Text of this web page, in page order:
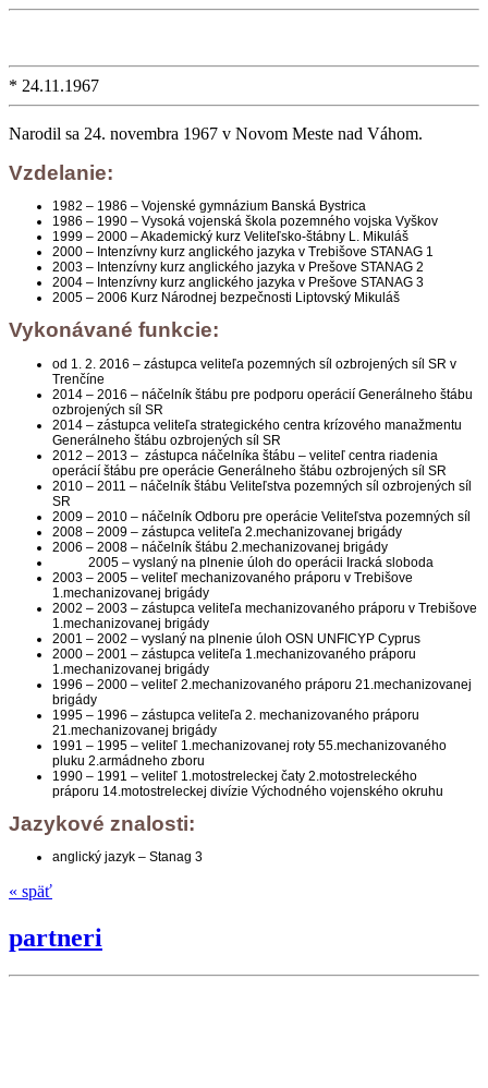
* 24.11.1967
Narodil sa 24. novembra 1967 v Novom Meste nad Váhom.
Vzdelanie:
1982 – 1986 – Vojenské gymnázium Banská Bystrica
1986 – 1990 – Vysoká vojenská škola pozemného vojska Vyškov
1999 – 2000 – Akademický kurz Veliteľsko-štábny L. Mikuláš
2000 – Intenzívny kurz anglického jazyka v Trebišove STANAG 1
2003 – Intenzívny kurz anglického jazyka v Prešove STANAG 2
2004 – Intenzívny kurz anglického jazyka v Prešove STANAG 3
2005 – 2006 Kurz Národnej bezpečnosti Liptovský Mikuláš
Vykonávané funkcie:
od 1. 2. 2016 – zástupca veliteľa pozemných síl ozbrojených síl SR v
Trenčíne
2014 – 2016 – náčelník štábu pre podporu operácií Generálneho štábu
ozbrojených síl SR
2014 – zástupca veliteľa strategického centra krízového manažmentu
Generálneho štábu ozbrojených síl SR
2012 – 2013 – zástupca náčelníka štábu – veliteľ centra riadenia
operácií štábu pre operácie Generálneho štábu ozbrojených síl SR
2010 – 2011 – náčelník štábu Veliteľstva pozemných síl ozbrojených síl
SR
2009 – 2010 – náčelník Odboru pre operácie Veliteľstva pozemných síl
2008 – 2009 – zástupca veliteľa 2.mechanizovanej brigády
2006 – 2008 – náčelník štábu 2.mechanizovanej brigády
2005 – vyslaný na plnenie úloh do operácii Iracká sloboda
2003 – 2005 – veliteľ mechanizovaného práporu v Trebišove
1.mechanizovanej brigády
2002 – 2003 – zástupca veliteľa mechanizovaného práporu v Trebišove
1.mechanizovanej brigády
2001 – 2002 – vyslaný na plnenie úloh OSN UNFICYP Cyprus
2000 – 2001 – zástupca veliteľa 1.mechanizovaného práporu
1.mechanizovanej brigády
1996 – 2000 – veliteľ 2.mechanizovaného práporu 21.mechanizovanej
brigády
1995 – 1996 – zástupca veliteľa 2. mechanizovaného práporu
21.mechanizovanej brigády
1991 – 1995 – veliteľ 1.mechanizovanej roty 55.mechanizovaného
pluku 2.armádneho zboru
1990 – 1991 – veliteľ 1.motostreleckej čaty 2.motostreleckého
práporu 14.motostreleckej divízie Východného vojenského okruhu
Jazykové znalosti:
anglický jazyk – Stanag 3
« späť
partneri